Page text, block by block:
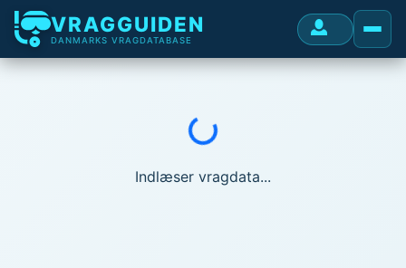
VRAGGUIDEN
DANMARKS VRAGDATABASE
Indlæser...
Indlæser vragdata...